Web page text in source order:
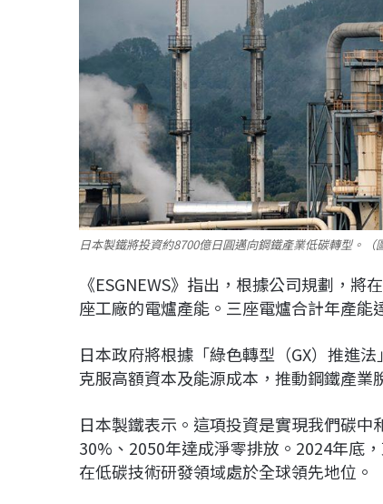
日本製鐵將投資約8700億日圓邁向鋼鐵產業低碳轉型。（
《ESGNEWS》指出，根據公司規劃，
座工廠的電爐產能。三座電爐合計年產能
日本政府將根據「綠色轉型（GX）推進
克服高額資本及能源成本，推動鋼鐵產業
日本製鐵表示。這項投資是實現我們碳
30%、2050年達成淨零排放。2024年底
在低碳技術研發領域處於全球領先地位。